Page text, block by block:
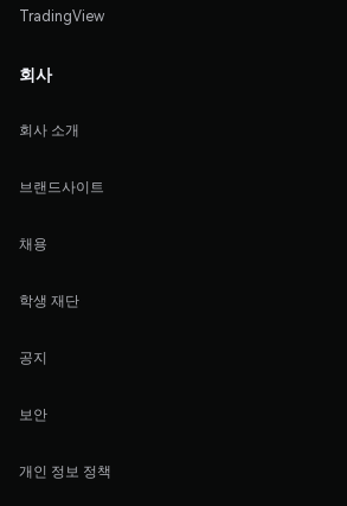
TradingView
회사
회사 소개
브랜드사이트
채용
학생 재단
공지
보안
개인 정보 정책